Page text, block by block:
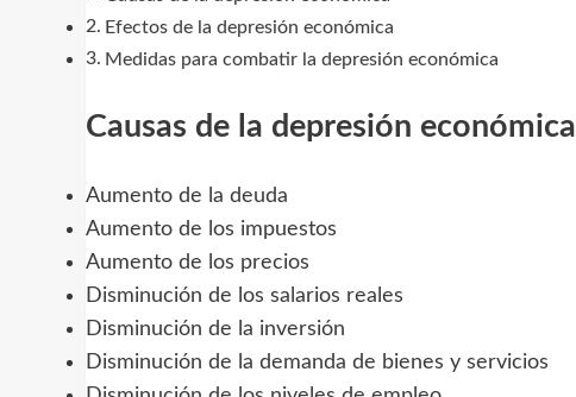
Efectos de la depresión económica
Medidas para combatir la depresión económica
Causas de la depresión económica
Aumento de la deuda
Aumento de los impuestos
Aumento de los precios
Disminución de los salarios reales
Disminución de la inversión
Disminución de la demanda de bienes y servicios